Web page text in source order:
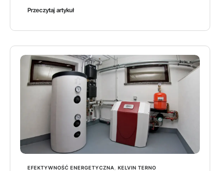
Przeczytaj artykuł
EFEKTYWNOŚĆ ENERGETYCZNA KELVIN TERNO